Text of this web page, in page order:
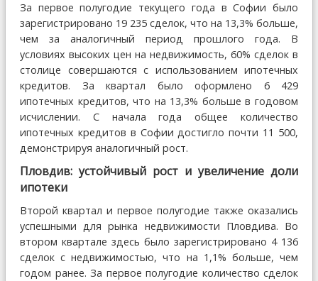
За первое полугодие текущего года в Софии было
зарегистрировано 19 235 сделок, что на 13,3% больше,
чем за аналогичный период прошлого года. В
условиях высоких цен на недвижимость, 60% сделок в
столице совершаются с использованием ипотечных
кредитов. За квартал было оформлено 6 429
ипотечных кредитов, что на 13,3% больше в годовом
исчислении. С начала года общее количество
ипотечных кредитов в Софии достигло почти 11 500,
демонстрируя аналогичный рост.
Пловдив: устойчивый рост и увеличение доли
ипотеки
Второй квартал и первое полугодие также оказались
успешными для рынка недвижимости Пловдива. Во
втором квартале здесь было зарегистрировано 4 136
сделок с недвижимостью, что на 1,1% больше, чем
годом ранее. За первое полугодие количество сделок